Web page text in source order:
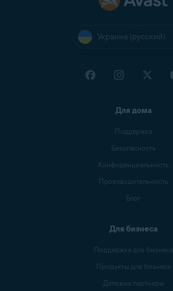
Украина (русский)
Для дома
Поддержка
Безопасность
Конфиденциальность
Производительность
Блог
Для бизнеса
Поддержка для бизнеса
Продукты для бизнеса
Деловые партнеры